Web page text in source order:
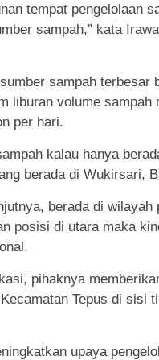
tempat pengelolaan
sampah,” kata
sampah terbesar
liburan volume
per hari.
kalau hanya
berada di Wukirsari,
berada di
posisi di utara maka
pihaknya
Tepus di sisi
upaya